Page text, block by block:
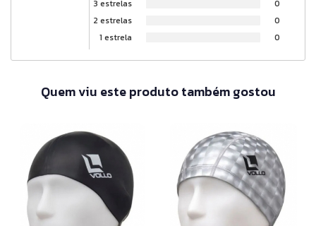
3 estrelas
0
2 estrelas
0
1 estrela
0
Quem viu este produto também gostou